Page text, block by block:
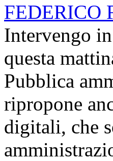
FEDERICO
Intervengo
questa
Pubblica
ripropone
digitali, che